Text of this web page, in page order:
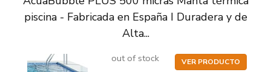
piscina - Fabricada en España I Duradera y de
Alta...
out of stock VER PRODUCTO